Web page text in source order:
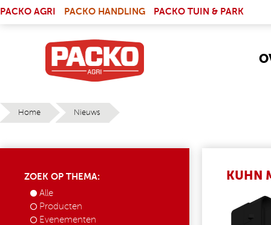
PACKO AGRI
PACKO HANDLING PACKO TUIN & PARK
Home Nieuws
ZOEK OP THEMA:
Alle
Producten
Evenementen
KUHN